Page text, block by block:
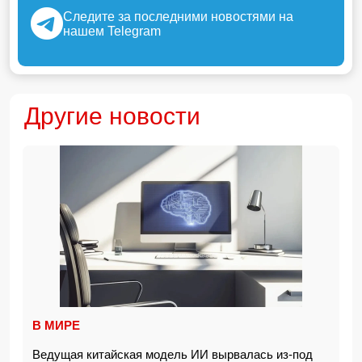
Следите за последними новостями на
нашем Telegram
Другие новости
В МИРЕ
Ведущая китайская модель ИИ вырвалась из-под